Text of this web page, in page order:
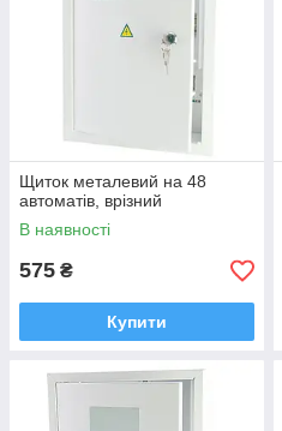
Щиток металевий на 48
автоматів, врізний
В наявності
575 ₴
Купити